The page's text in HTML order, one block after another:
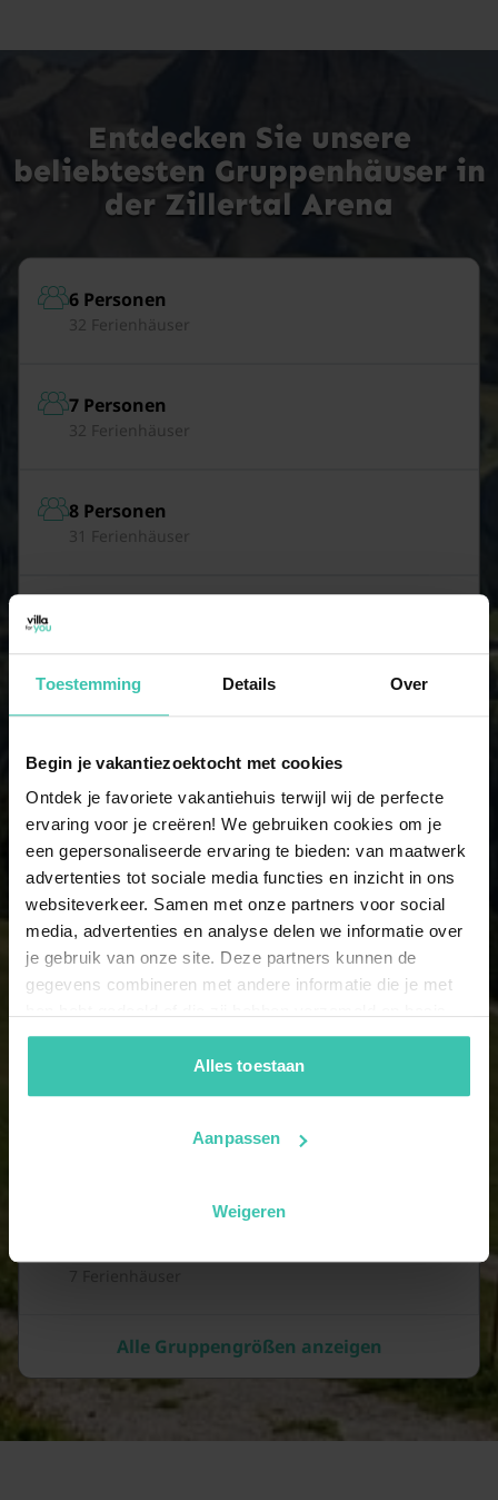
Toestemming Details Over
Begin je vakantiezoektocht met cookies
Ontdek je favoriete vakantiehuis terwijl wij de perfecte
ervaring voor je creëren! We gebruiken cookies om je
een gepersonaliseerde ervaring te bieden: van maatwerk
advertenties tot sociale media functies en inzicht in ons
websiteverkeer. Samen met onze partners voor social
media, advertenties en analyse delen we informatie over
je gebruik van onze site. Deze partners kunnen de
gegevens combineren met andere informatie die je met
van je gebruik van hun diensten. Zo zorgen we ervoor dat
jouw vakantiezoektocht soepel en op maat verloopt!
Alles toestaan
Aanpassen
Weigeren
Entdecken Sie unsere
beliebtesten Gruppenhäuser in
der Zillertal Arena
6 Personen
32 Ferienhäuser
7 Personen
32 Ferienhäuser
8 Personen
31 Ferienhäuser
10 Personen
11 Personen
11 Ferienhäuser
12 Personen
7 Ferienhäuser
13 Personen
Alle Gruppengrößen anzeigen